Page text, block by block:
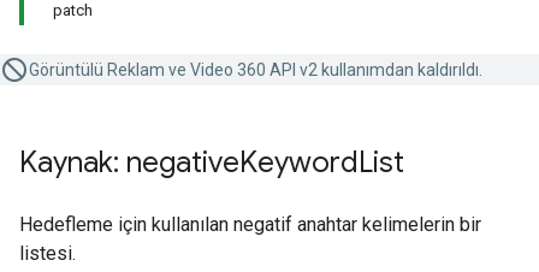
patch
Görüntülü Reklam ve Video 360 API v2 kullanımdan kaldırıldı.
Kaynak: negativeKeywordList
Hedefleme için kullanılan negatif anahtar kelimelerin bir
listesi.